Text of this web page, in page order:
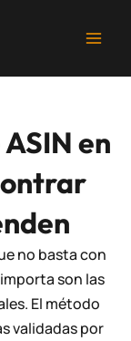
en
no basta con
son las
El método
validadas por